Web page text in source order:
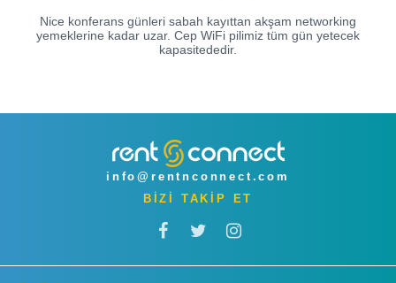
Nice konferans günleri sabah kayıttan akşam networking
yemeklerine kadar uzar. Cep WiFi pilimiz tüm gün yetecek
kapasitededir.
info@rentnconnect.com
BİZİ TAKİP ET